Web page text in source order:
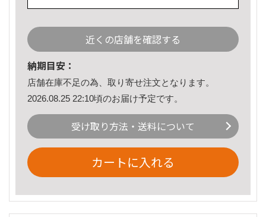
近くの店舗を確認する
納期目安：
店舗在庫不足の為、取り寄せ注文となります。
2026.08.25 22:10頃のお届け予定です。
受け取り方法・送料について
カートに入れる